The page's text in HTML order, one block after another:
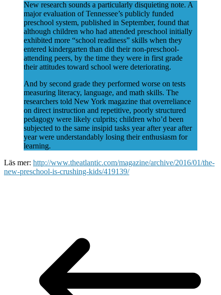
New research sounds a particularly disquieting note. A
major evaluation of Tennessee’s publicly funded
preschool system, published in September, found that
although children who had attended preschool initially
exhibited more “school readiness” skills when they
entered kindergarten than did their non-preschool-
attending peers, by the time they were in first grade
their attitudes toward school were deteriorating.
And by second grade they performed worse on tests
measuring literacy, language, and math skills. The
researchers told New York magazine that overreliance
on direct instruction and repetitive, poorly structured
pedagogy were likely culprits; children who’d been
subjected to the same insipid tasks year after year after
year were understandably losing their enthusiasm for
learning.
Läs mer: http://www.theatlantic.com/magazine/archive/2016/01/the-
new-preschool-is-crushing-kids/419139/